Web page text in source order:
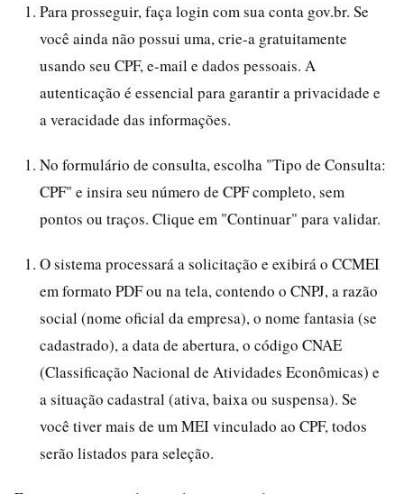
Para prosseguir, faça login com sua conta gov.br. Se
você ainda não possui uma, crie-a gratuitamente
usando seu CPF, e-mail e dados pessoais. A
autenticação é essencial para garantir a privacidade e
a veracidade das informações.
No formulário de consulta, escolha "Tipo de Consulta:
CPF" e insira seu número de CPF completo, sem
pontos ou traços. Clique em "Continuar" para validar.
O sistema processará a solicitação e exibirá o CCMEI
em formato PDF ou na tela, contendo o CNPJ, a razão
social (nome oficial da empresa), o nome fantasia (se
cadastrado), a data de abertura, o código CNAE
(Classificação Nacional de Atividades Econômicas) e
a situação cadastral (ativa, baixa ou suspensa). Se
você tiver mais de um MEI vinculado ao CPF, todos
serão listados para seleção.